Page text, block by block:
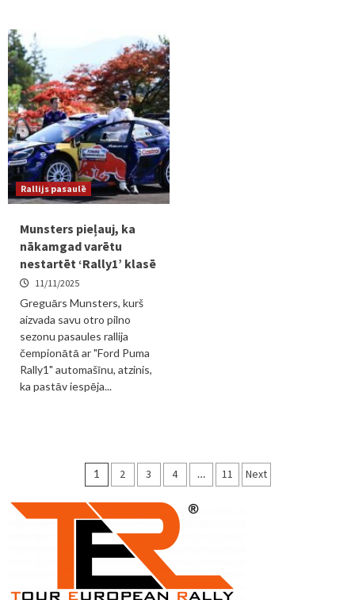
Rallijs pasaulē
Munsters pieļauj, ka
nākamgad varētu
nestartēt ‘Rally1’ klasē
11/11/2025
Greguārs Munsters, kurš
aizvada savu otro pilno
sezonu pasaules rallija
čempionātā ar "Ford Puma
Rally1" automašīnu, atzinis,
ka pastāv iespēja...
Ziņu
numerācija
pēc
lappusēm
1 2 3 4 … 11 Next